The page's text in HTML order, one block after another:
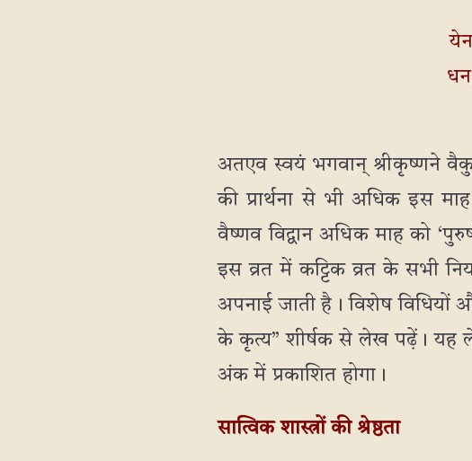
अतएव स्वयं भगवान् श्रीकृष्णने
की प्रार्थना से भी अधिक इस
वैष्णव विद्वान अधिक माह को
इस व्रत में कट्टिक व्रत के सभी
अपनाई जाती है। विशेष विधियों
के कृत्य” शीर्षक से लेख पढ़ें। यह
अंक में प्रकाशित होगा।
सात्विक शास्त्रों की श्रेष्ठता